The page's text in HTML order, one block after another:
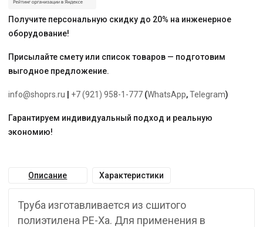
Получите персональную скидку до 20% на инженерное
оборудование!
Присылайте смету или список товаров — подготовим
выгодное предложение.
info@shoprs.ru +7 (921) 958-1-777 (WhatsApp,Telegram)
Гарантируем индивидуальный подход и реальную
экономию!
Описание Характеристики
Труба изготавливается из сшитого
полиэтилена PE-Xa. Для применения в